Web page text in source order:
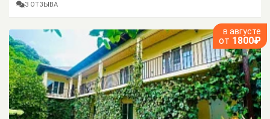
3 ОТЗЫВА
в августе
от 1800₽